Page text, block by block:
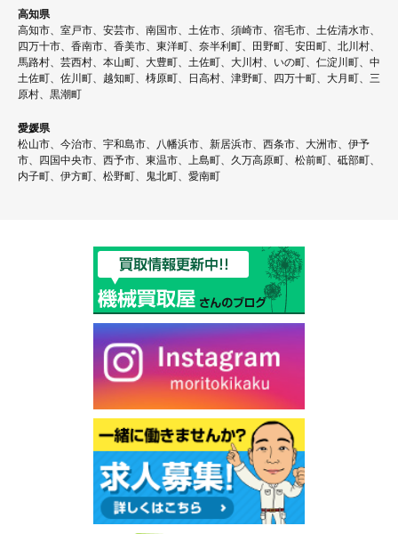
高知県
高知市、室戸市、安芸市、南国市、土佐市、須崎市、宿毛市、土佐清水市、
四万十市、香南市、香美市、東洋町、奈半利町、田野町、安田町、北川村、
馬路村、芸西村、本山町、大豊町、土佐町、大川村、いの町、仁淀川町、中
土佐町、佐川町、越知町、梼原町、日高村、津野町、四万十町、大月町、三
原村、黒潮町
愛媛県
松山市、今治市、宇和島市、八幡浜市、新居浜市、西条市、大洲市、伊予
市、四国中央市、西予市、東温市、上島町、久万高原町、松前町、砥部町、
内子町、伊方町、松野町、鬼北町、愛南町